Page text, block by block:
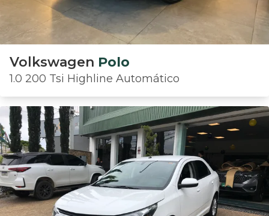
Volkswagen Polo
1.0 200 Tsi Highline Automático